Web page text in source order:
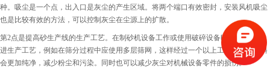
种。吸尘是一个点，出入口是灰尘的产生区域。将两个端口有效密封，安装风机吸尘
也是比较有效的方法，可以控制灰尘在尘源上的扩散。
第2点是提高砂生产线的生产工艺。在制砂机设备工作或使用破碎设备时，应适当改
进生产工艺，例如在筛分过程中应使用多层筛网，这样经过一个以上工艺处理的物料
会更加纯净，减少粉尘和污染。同时也可以减少灰尘对机械设备零件的损伤。